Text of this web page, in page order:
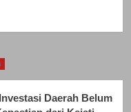
Daerah Belum